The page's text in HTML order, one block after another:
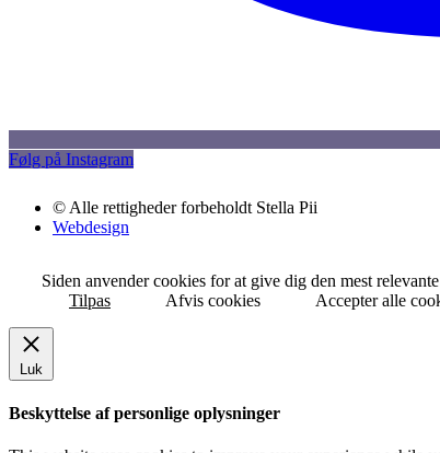
Følg på Instagram
© Alle rettigheder forbeholdt Stella Pii
Webdesign
Siden anvender cookies for at give dig den mest
Tilpas
Afvis cookies Accepter alle
Luk
Beskyttelse af personlige oplysninger